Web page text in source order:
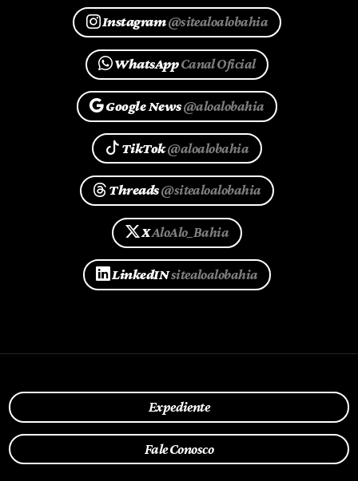
Instagram@sitealoalobahia
WhatsAppCanal Oficial
Google News@aloalobahia
TikTok@aloalobahia
Threads@sitealoalobahia
XAloAlo_Bahia
LinkedINsitealoalobahia
Expediente
Fale Conosco